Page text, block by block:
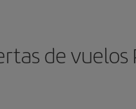
de vuelos